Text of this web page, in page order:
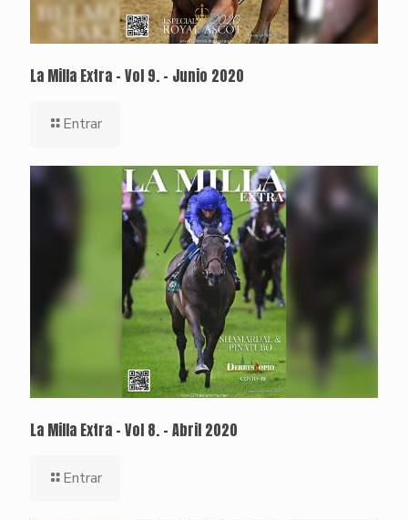
La Milla Extra – Vol 9. – Junio 2020
Entrar
La Milla Extra – Vol 8. – Abril 2020
Entrar